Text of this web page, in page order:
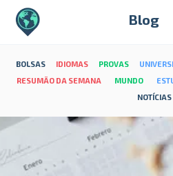
Blog
BOLSAS IDIOMAS PROVAS
RESUMÃO DA SEMANA
MUNDO
NOTÍCIAS